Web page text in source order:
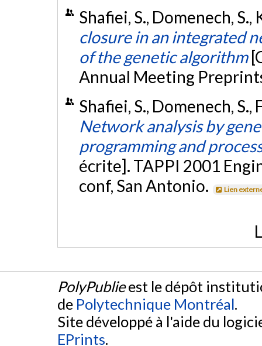
Shafiei, S., Domenech, S.,
closure in an integrated
of the genetic algorithm
Annual Meeting
Shafiei, S., Domenech,
Network analysis by
programming and
écrite]. TAPPI 2001
conf, San Antonio.
Lien
PolyPublieest le dépôt
de Polytechnique Montréal.
Site développé à l'aide du
EPrints.